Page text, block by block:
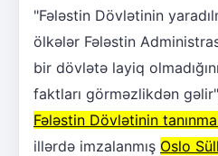
"Fələstin Dövlətinin
ölkələr Fələstin
bir dövlətə layiq
faktları görməzlikdən
Fələstin Dövlətinin
illərdə imzalanmış Oslo